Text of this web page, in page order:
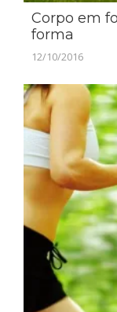
Corpo em
forma
12/10/2016